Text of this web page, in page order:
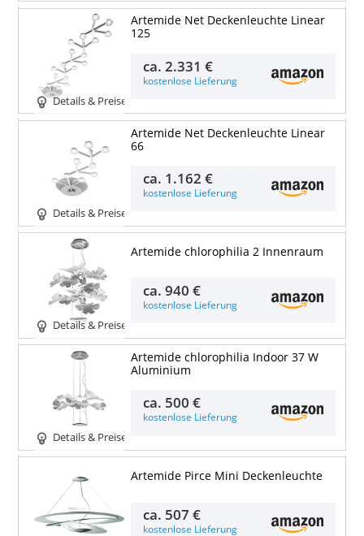
Details & Preise
Artemide Net Deckenleuchte Linear
125
ca.2.331 €
kostenlose Lieferung
Details & Preise
Artemide Net Deckenleuchte Linear
66
ca. 1.162 €
kostenlose Lieferung
Details & Preise
Artemide chlorophilia 2 Innenraum
ca.940 €
kostenlose Lieferung
Details & Preise
Artemide chlorophilia Indoor 37 W
Aluminium
ca. 500 €
kostenlose Lieferung
Artemide Pirce Mini Deckenleuchte
ca. 507 €
kostenlose Lieferung